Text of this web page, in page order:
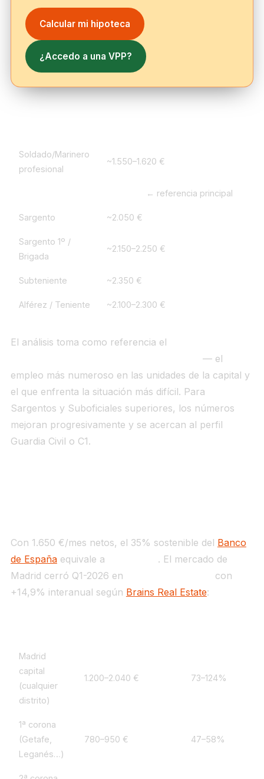
Calcular mi hipoteca
¿Accedo a una VPP?
Soldado/Marinero
profesional
~1.550–1.620 €
← referencia principal
Sargento ~2.050 €
Sargento 1º /
Brigada
~2.150–2.250 €
Subteniente ~2.350 €
Alférez / Teniente ~2.100–2.300 €
El análisis toma como referencia el
— el
empleo más numeroso en las unidades de la capital y
el que enfrenta la situación más difícil. Para
Sargentos y Suboficiales superiores, los números
mejoran progresivamente y se acercan al perfil
Guardia Civil o C1.
Con 1.650 €/mes netos, el 35% sostenible del Banco
de Españaequivale a
. El mercado de
Madrid cerró Q1-2026 en
con
+14,9% interanual según Brains Real Estate:
Madrid
capital
(cualquier
distrito)
1.200–2.040 € 73–124%
1ª corona
(Getafe,
Leganés…)
780–950 € 47–58%